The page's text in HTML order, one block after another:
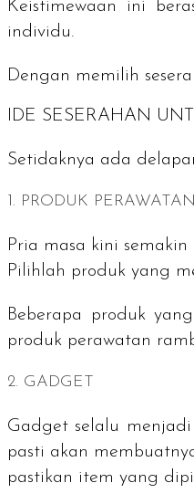
Keistimewaan ini
individu.
Dengan memilih
IDE SESERAHAN
Setidaknya ada
1. PRODUK
Pria masa kini
Pilihlah produk yang
Beberapa produk
produk perawatan
2. GADGET
Gadget selalu
pasti akan
pastikan item yang